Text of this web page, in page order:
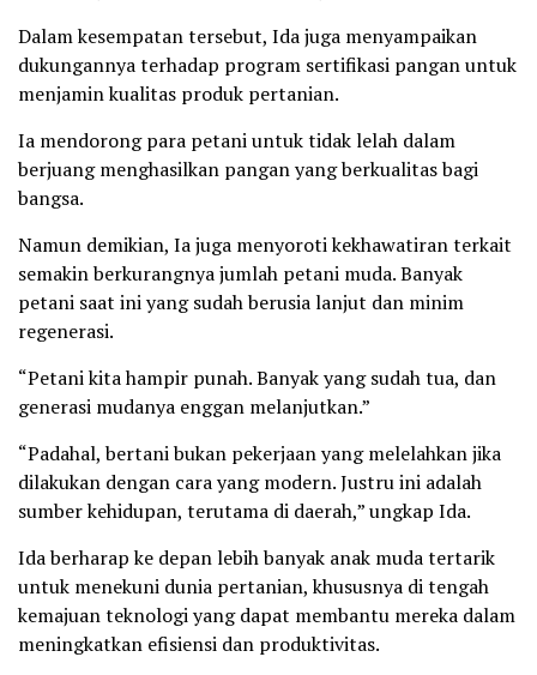
Dalam kesempatan tersebut, Ida juga menyampaikan
dukungannya terhadap program sertifikasi pangan untuk
menjamin kualitas produk pertanian.
Ia mendorong para petani untuk tidak lelah dalam
berjuang menghasilkan pangan yang berkualitas bagi
bangsa.
Namun demikian, Ia juga menyoroti kekhawatiran terkait
semakin berkurangnya jumlah petani muda. Banyak
petani saat ini yang sudah berusia lanjut dan minim
regenerasi.
“Petani kita hampir punah. Banyak yang sudah tua, dan
generasi mudanya enggan melanjutkan.”
“Padahal, bertani bukan pekerjaan yang melelahkan jika
dilakukan dengan cara yang modern. Justru ini adalah
sumber kehidupan, terutama di daerah,” ungkap Ida.
Ida berharap ke depan lebih banyak anak muda tertarik
untuk menekuni dunia pertanian, khususnya di tengah
kemajuan teknologi yang dapat membantu mereka dalam
meningkatkan efisiensi dan produktivitas.